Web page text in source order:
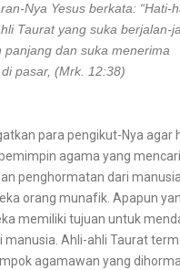
Nya Yesus berkata: “Hati-
Taurat yang suka berjalan-
panjang dan suka menerima
pasar, (Mrk. 12:38)
para pengikut-Nya agar
agama yang mencari
penghormatan dari
orang munafik. Apapun
memiliki tujuan untuk
manusia. Ahli-ahli Taurat
agamawan yang